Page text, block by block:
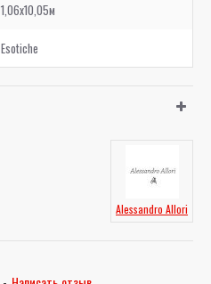
1,06x10,05м
Esotiche
Alessandro Allori